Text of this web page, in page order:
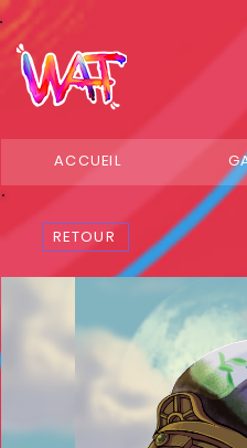
ACCUEIL
RETOUR